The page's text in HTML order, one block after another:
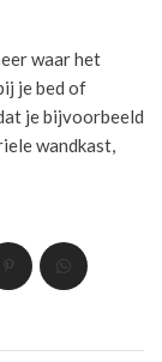
waar het
je bed of
je bijvoorbeeld
wandkast,